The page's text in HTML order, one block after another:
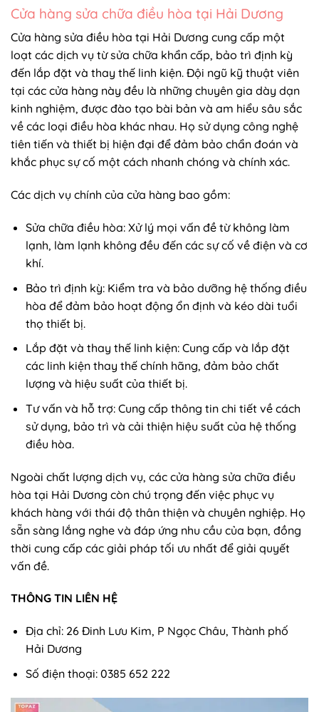
Cửa hàng sửa chữa điều hòa tại Hải Dương
Cửa hàng sửa điều hòa tại Hải Dương cung cấp một
loạt các dịch vụ từ sửa chữa khẩn cấp, bảo trì định kỳ
đến lắp đặt và thay thế linh kiện. Đội ngũ kỹ thuật viên
tại các cửa hàng này đều là những chuyên gia dày dạn
kinh nghiệm, được đào tạo bài bản và am hiểu sâu sắc
về các loại điều hòa khác nhau. Họ sử dụng công nghệ
tiên tiến và thiết bị hiện đại để đảm bảo chẩn đoán và
khắc phục sự cố một cách nhanh chóng và chính xác.
Các dịch vụ chính của cửa hàng bao gồm:
Sửa chữa điều hòa: Xử lý mọi vấn đề từ không làm
lạnh, làm lạnh không đều đến các sự cố về điện và cơ
khí.
Bảo trì định kỳ: Kiểm tra và bảo dưỡng hệ thống điều
hòa để đảm bảo hoạt động ổn định và kéo dài tuổi
thọ thiết bị.
Lắp đặt và thay thế linh kiện: Cung cấp và lắp đặt
các linh kiện thay thế chính hãng, đảm bảo chất
lượng và hiệu suất của thiết bị.
Tư vấn và hỗ trợ: Cung cấp thông tin chi tiết về cách
sử dụng, bảo trì và cải thiện hiệu suất của hệ thống
điều hòa.
Ngoài chất lượng dịch vụ, các cửa hàng sửa chữa điều
hòa tại Hải Dương còn chú trọng đến việc phục vụ
khách hàng với thái độ thân thiện và chuyên nghiệp. Họ
sẵn sàng lắng nghe và đáp ứng nhu cầu của bạn, đồng
thời cung cấp các giải pháp tối ưu nhất để giải quyết
vấn đề.
THÔNG TIN LIÊN HỆ
Địa chỉ: 26 Đinh Lưu Kim, P Ngọc Châu, Thành phố
Hải Dương
Số điện thoại: 0385 652 222